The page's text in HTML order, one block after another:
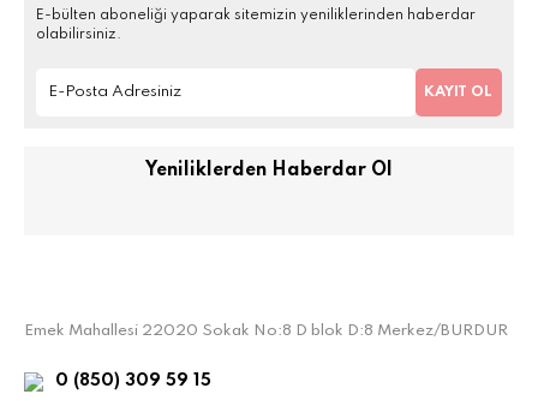
E-bülten aboneliği yaparak sitemizin yeniliklerinden haberdar
olabilirsiniz.
KAYIT OL
Yeniliklerden Haberdar Ol
Emek Mahallesi 22020 Sokak No:8 D blok D:8 Merkez/BURDUR
0 (850) 309 59 15